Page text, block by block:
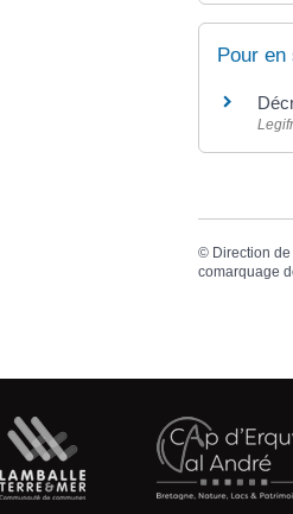
Pour
© Direction
comarquage